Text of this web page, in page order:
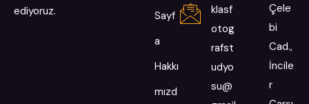
ediyoruz.
Sayf
a
Hakkı
mızd
klasf
otog
rafst
udyo
su@
Çele
bi
Cad.,
İncile
r